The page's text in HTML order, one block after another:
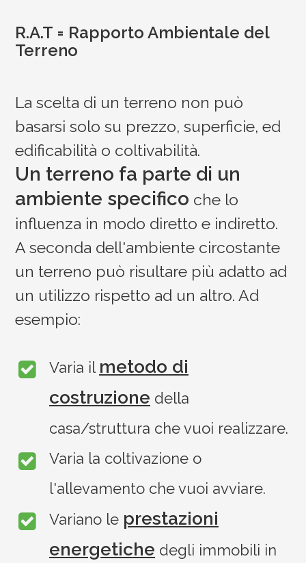
R.A.T = Rapporto Ambientale del
Terreno
La scelta di un terreno non può
basarsi solo su prezzo, superficie, ed
edificabilità o coltivabilità.
Un terreno fa parte di un
ambiente specifico che lo
influenza in modo diretto e indiretto.
A seconda dell'ambiente circostante
un terreno può risultare più adatto ad
un utilizzo rispetto ad un altro. Ad
esempio:
Varia il metodo di
costruzione della
casa/struttura che vuoi realizzare.
Varia la coltivazione o
l'allevamento che vuoi avviare.
Variano le prestazioni
energetiche degli immobili in